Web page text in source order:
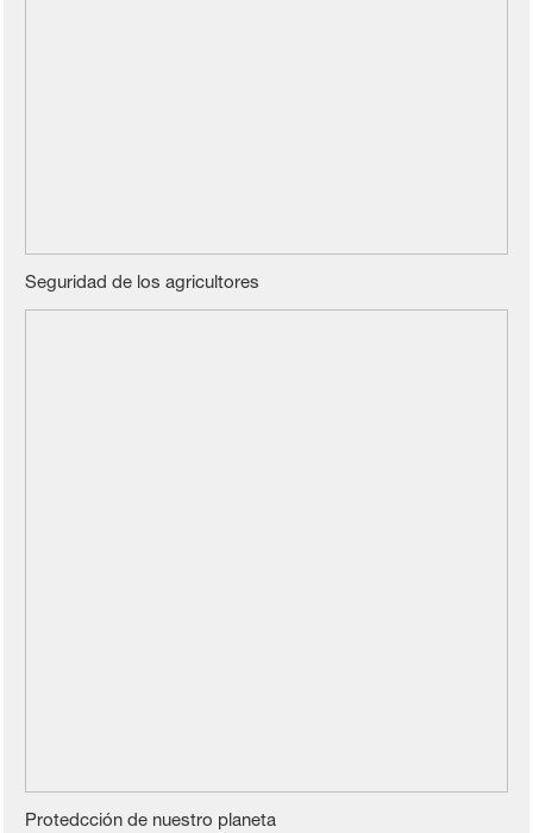
Seguridad de los agricultores
Protedcción de nuestro planeta